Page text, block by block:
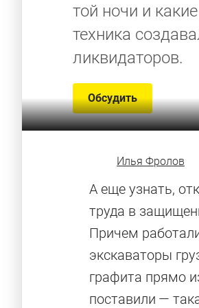
той ночи и
техника
ликвидаторов.
Обсудить
Илья Фролов
А еще узнать,
труда в
Причем
экскаваторы
графита прямо
поставили —